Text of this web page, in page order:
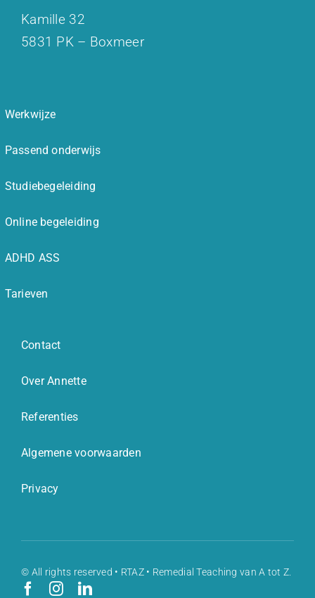
Kamille 32
5831 PK – Boxmeer
Werkwijze
Passend onderwijs
Studiebegeleiding
Online begeleiding
ADHD ASS
Tarieven
Contact
Over Annette
Referenties
Algemene voorwaarden
Privacy
© All rights reserved • RTAZ • Remedial Teaching van A tot Z.